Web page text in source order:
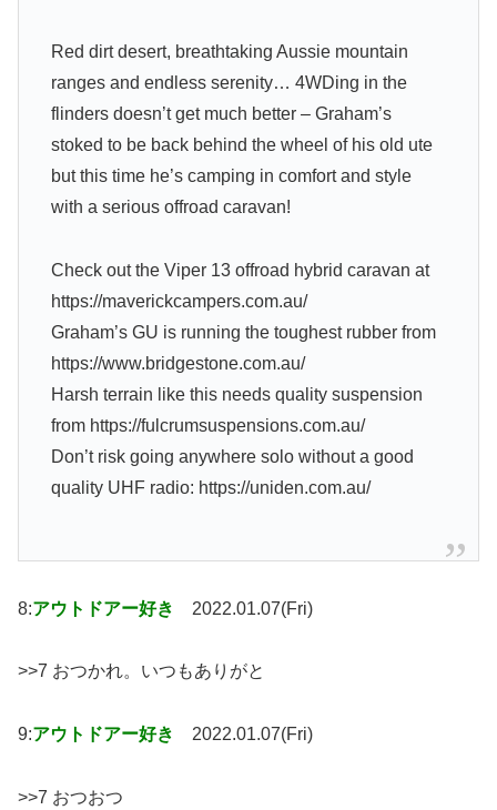
Red dirt desert, breathtaking Aussie mountain
ranges and endless serenity… 4WDing in the
flinders doesn’t get much better – Graham’s
stoked to be back behind the wheel of his old ute
but this time he’s camping in comfort and style
with a serious offroad caravan!
Check out the Viper 13 offroad hybrid caravan at
https://maverickcampers.com.au/
Graham’s GU is running the toughest rubber from
https://www.bridgestone.com.au/
Harsh terrain like this needs quality suspension
from https://fulcrumsuspensions.com.au/
Don’t risk going anywhere solo without a good
quality UHF radio: https://uniden.com.au/
8:アウトドアー好き 2022.01.07(Fri)
>>7 おつかれ。いつもありがと
9:アウトドアー好き 2022.01.07(Fri)
>>7 おつおつ